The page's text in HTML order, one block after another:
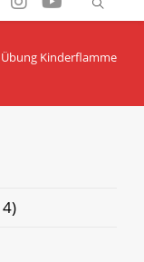
Übung Kinderflamme